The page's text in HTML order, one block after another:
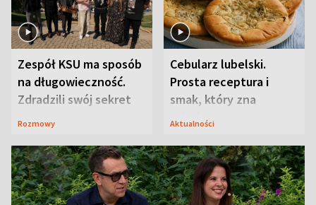
Zespół KSU ma sposób
na długowieczność.
Zdradzili swój sekret
Rozmowy
Cebularz lubelski.
Prosta receptura i
smak, który zna
Lubelszczyzna
Aktualności